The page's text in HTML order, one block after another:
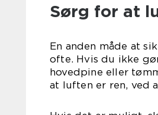
Sørg for at
En anden måde at
ofte. Hvis du ikke
hovedpine eller
at luften er ren, ved